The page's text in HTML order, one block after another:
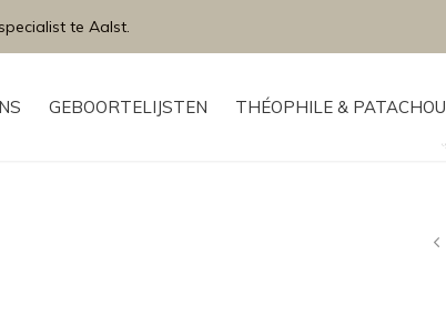
GEBOORTELIJSTEN THÉOPHILE & PATACHOU
te Aalst.